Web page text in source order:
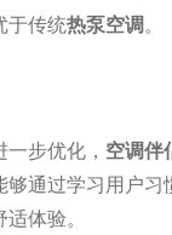
于传统热泵空调。
步优化， 空调伴
通过学习用户习
体验。